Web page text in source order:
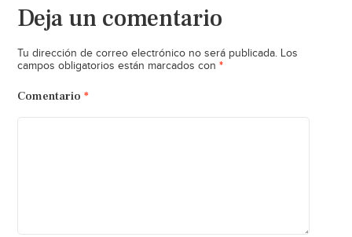
Deja un comentario
Tu dirección de correo electrónico no será publicada. Los
campos obligatorios están marcados con *
Comentario *